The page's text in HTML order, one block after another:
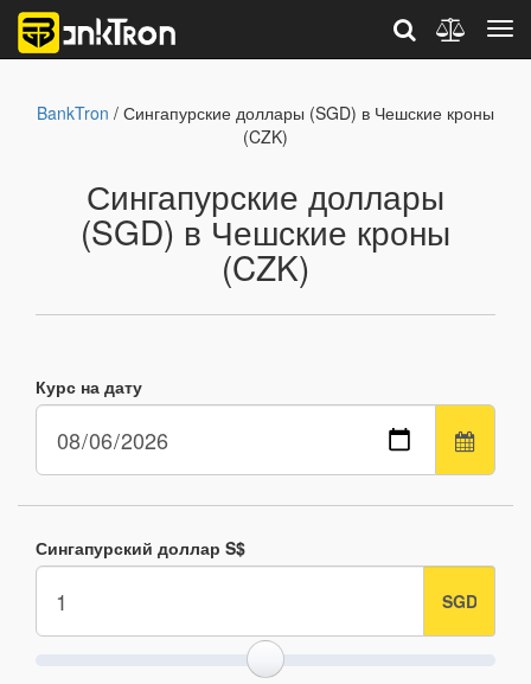
BankTron / Сингапурские доллары (SGD) в Чешские кроны
(CZK)
Сингапурские доллары
(SGD) в Чешские кроны
(CZK)
Курс на дату
Сингапурский доллар S$